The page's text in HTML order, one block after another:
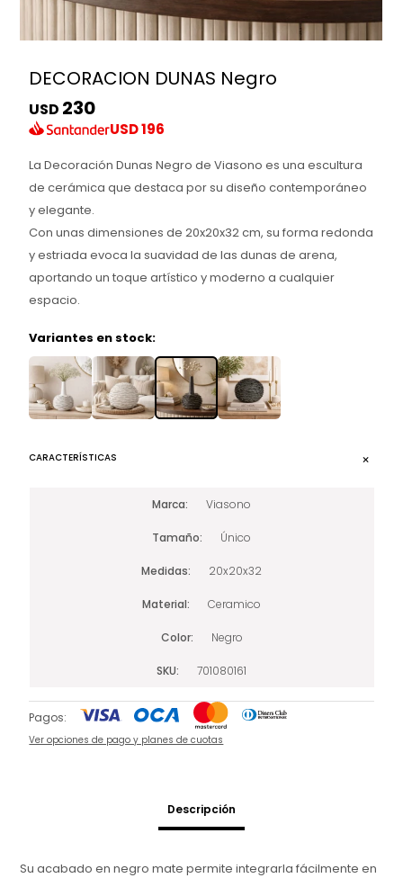
DECORACION DUNAS Negro
USD 230
USD196
La Decoración Dunas Negro de Viasono es una escultura
de cerámica que destaca por su diseño contemporáneo
y elegante.
Con unas dimensiones de 20x20x32 cm, su forma redonda
y estriada evoca la suavidad de las dunas de arena,
aportando un toque artístico y moderno a cualquier
espacio.
Variantes en stock:
CARACTERÍSTICAS
Marca Viasono
Tamaño Único
Medidas 20x20x32
Material Ceramico
Color Negro
SKU 701080161
Pagos:
Ver opciones de pago y planes de cuotas
Descripción
Su acabado en negro mate permite integrarla fácilmente en